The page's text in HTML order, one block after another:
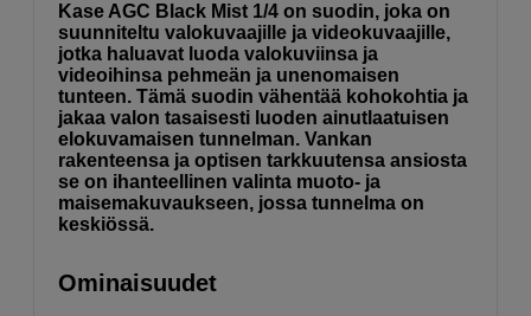
Kase AGC Black Mist 1/4 on suodin, joka on
suunniteltu valokuvaajille ja videokuvaajille,
jotka haluavat luoda valokuviinsa ja
videoihinsa pehmeän ja unenomaisen
tunteen. Tämä suodin vähentää kohokohtia ja
jakaa valon tasaisesti luoden ainutlaatuisen
elokuvamaisen tunnelman. Vankan
rakenteensa ja optisen tarkkuutensa ansiosta
se on ihanteellinen valinta muoto- ja
maisemakuvaukseen, jossa tunnelma on
keskiössä.
Ominaisuudet